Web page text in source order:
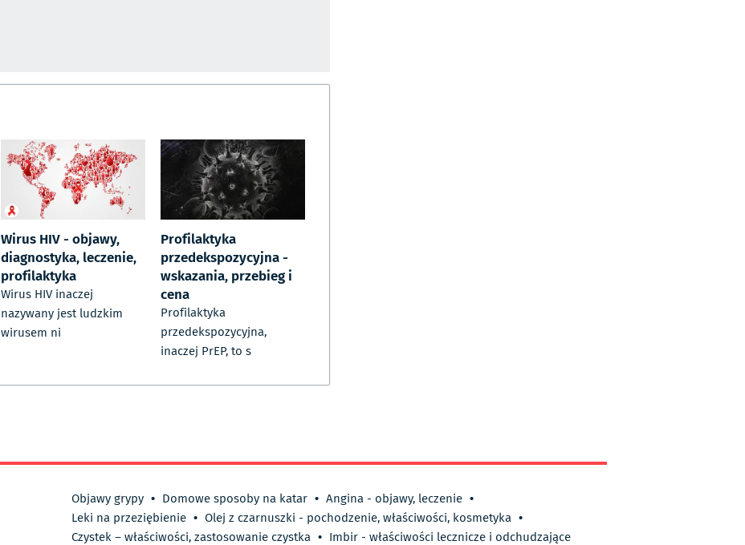
Wirus HIV - objawy,
diagnostyka, leczenie,
profilaktyka
Wirus HIV inaczej
nazywany jest ludzkim
wirusem ni
Profilaktyka
przedekspozycyjna -
wskazania, przebieg i
cena
Profilaktyka
przedekspozycyjna,
inaczej PrEP, to s
Objawy grypy • Domowe sposoby na katar • Angina - objawy, leczenie •
Leki na przeziębienie • Olej z czarnuszki - pochodzenie, właściwości, kosmetyka •
Czystek – właściwości, zastosowanie czystka • Imbir - właściwości lecznicze i odchudzające